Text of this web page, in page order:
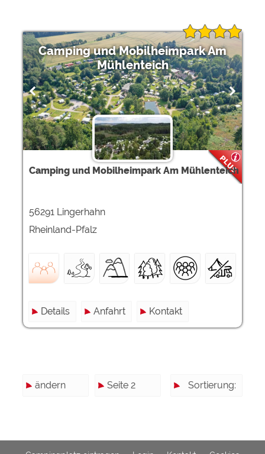
Camping und Mobilheimpark Am
Mühlenteich
Camping und Mobilheimpark Am Mühlenteich
56291 Lingerhahn
Rheinland-Pfalz
Details Anfahrt Kontakt
ändern Seite 2 Sortierung: